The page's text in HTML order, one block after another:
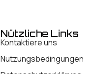
Nützliche Links
Kontaktiere uns
Nutzungsbedingungen